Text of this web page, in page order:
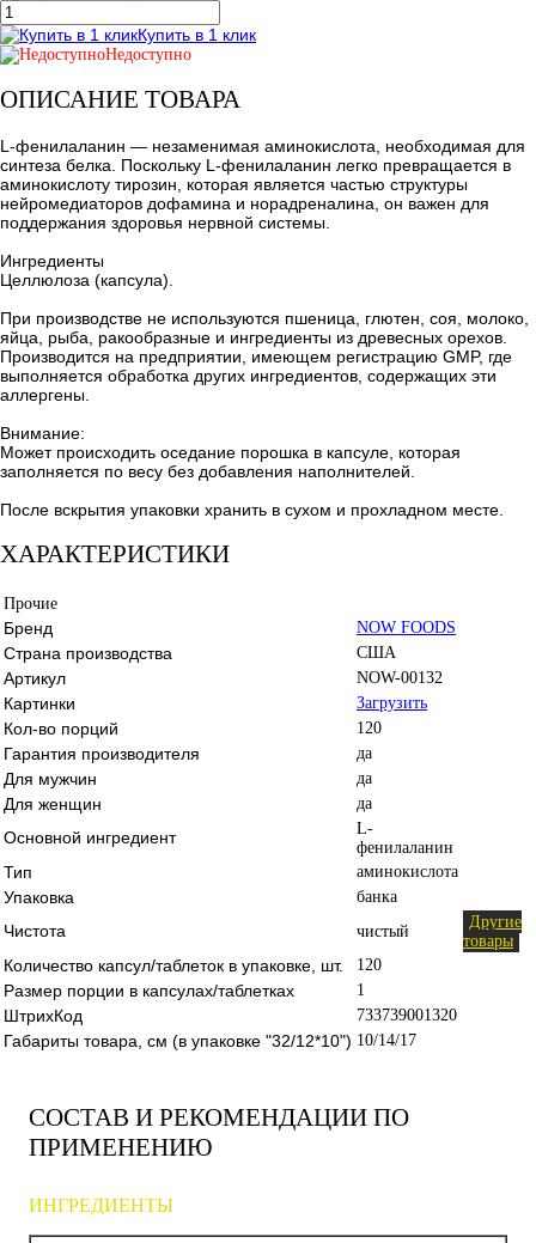
Купить в 1 клик
Недоступно
ОПИСАНИЕ ТОВАРА
L-фенилаланин — незаменимая аминокислота, необходимая для
синтеза белка. Поскольку L-фенилаланин легко превращается в
аминокислоту тирозин, которая является частью структуры
нейромедиаторов дофамина и норадреналина, он важен для
поддержания здоровья нервной системы.
Ингредиенты
Целлюлоза (капсула).
При производстве не используются пшеница, глютен, соя, молоко,
яйца, рыба, ракообразные и ингредиенты из древесных орехов.
Производится на предприятии, имеющем регистрацию GMP, где
выполняется обработка других ингредиентов, содержащих эти
аллергены.
Внимание:
Может происходить оседание порошка в капсуле, которая
заполняется по весу без добавления наполнителей.
После вскрытия упаковки хранить в сухом и прохладном месте.
ХАРАКТЕРИСТИКИ
Прочие
Бренд NOW FOODS
Страна производства США
Артикул NOW-00132
Картинки Загрузить
Кол-во порций 120
Гарантия производителя да
Для мужчин да
Для женщин да
Основной ингредиент
L-
фенилаланин
Тип аминокислота
Упаковка банка
Чистота чистый
Другие
товары
Количество капсул/таблеток в упаковке, шт. 120
Размер порции в капсулах/таблетках 1
ШтрихКод 733739001320
Габариты товара, см (в упаковке "32/12*10") 10/14/17
СОСТАВ И РЕКОМЕНДАЦИИ ПО
ПРИМЕНЕНИЮ
ИНГРЕДИЕНТЫ